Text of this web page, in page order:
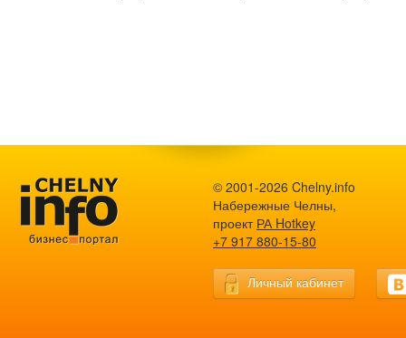
© 2001-2026 Chelny.info
Набережные Челны,
проект РА Hotkey
+7 917 880-15-80
Личный кабинет